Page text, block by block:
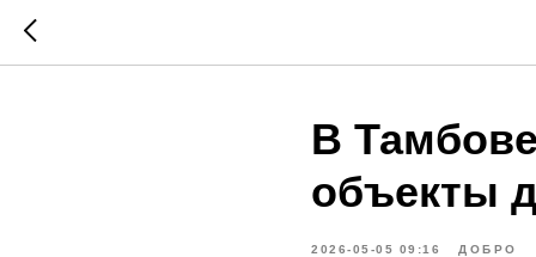
В
объекты
2026-05-05 09:16 ДОБРО